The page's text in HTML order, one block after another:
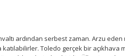
Zorunlu
ardından serbest zaman. Arzu
katılabilirler. Toledo gerçek bir açıkhava